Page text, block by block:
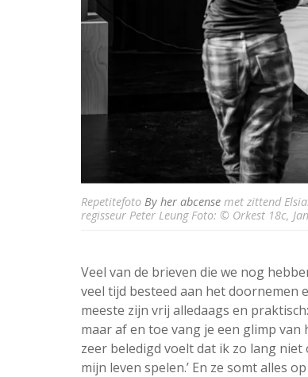
Repetitefoto By her abcense met zittend
regisseur Peter Leung Foto: © Orkest 18c,
Veel van de brieven die we nog
veel tijd besteed aan het doornemen
meeste zijn vrij alledaags en
maar af en toe vang je een glimp van
zeer beledigd voelt dat ik zo lang
mijn leven spelen.’ En ze somt alles